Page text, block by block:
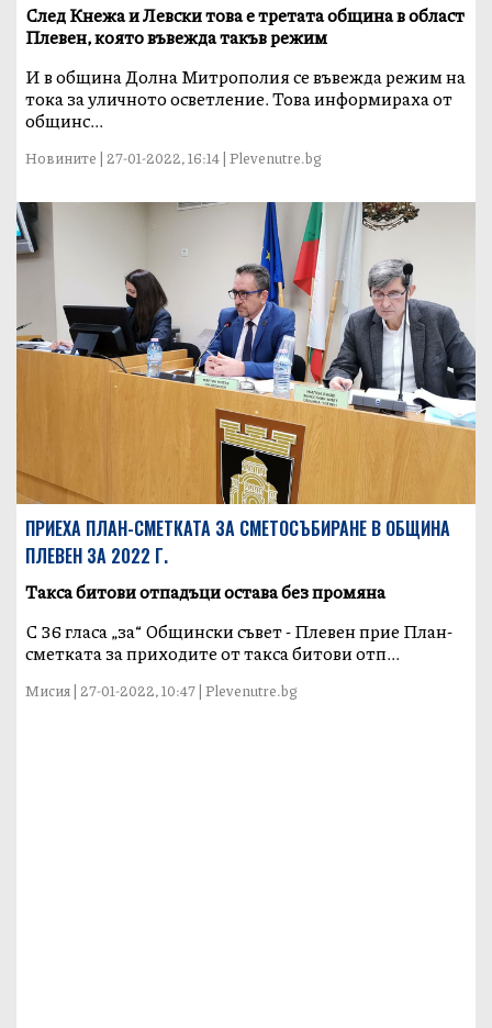
След Кнежа и Левски това е третата община в област
Плевен, която въвежда такъв режим
И в община Долна Митрополия се въвежда режим на
тока за уличното осветление. Това информираха от
общинс...
Новините | 27-01-2022, 16:14 | Plevenutre.bg
ПРИЕХА ПЛАН-СМЕТКАТА ЗА СМЕТОСЪБИРАНЕ В ОБЩИНА
ПЛЕВЕН ЗА 2022 Г.
Tакса битови отпадъци остава без промяна
С 36 гласа „за“ Общински съвет - Плевен прие План-
сметката за приходите от такса битови отп...
Мисия | 27-01-2022, 10:47 | Plevenutre.bg